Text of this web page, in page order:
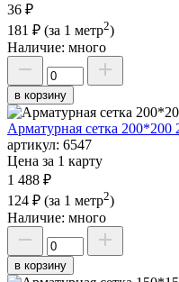
36 ₽
181 ₽ (за 1 метр2)
Наличие: много
в корзину
Арматурная сетка
артикул: 6547
Цена за 1 карту
1 488 ₽
124 ₽ (за 1 метр2)
Наличие: много
в корзину